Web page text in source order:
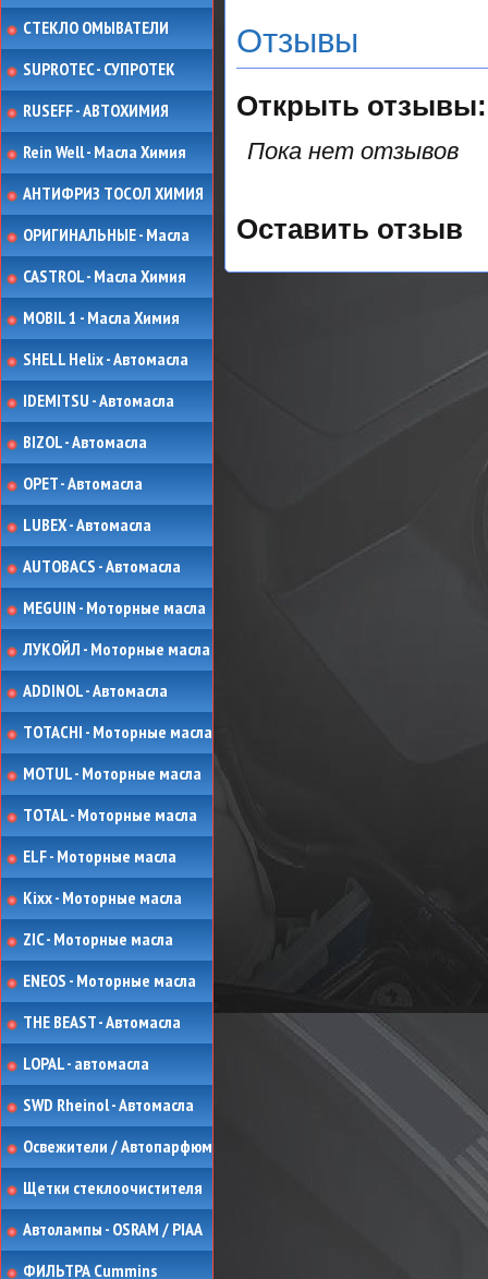
СТЕКЛО ОМЫВАТЕЛИ
SUPROTEC - СУПРОТЕК
RUSEFF - АВТОХИМИЯ
Rein Well - Масла Химия
АНТИФРИЗ ТОСОЛ ХИМИЯ
ОРИГИНАЛЬНЫЕ - Масла
CASTROL - Масла Химия
MOBIL 1 - Масла Химия
SHELL Helix - Автомасла
IDEMITSU - Автомасла
BIZOL - Автомасла
OPET - Автомасла
LUBEX - Автомасла
AUTOBACS - Автомасла
MEGUIN - Моторные масла
ЛУКОЙЛ - Моторные масла
ADDINOL - Автомасла
TOTACHI - Моторные масла
MOTUL - Моторные масла
TOTAL - Моторные масла
ELF - Моторные масла
Kixx - Моторные масла
ZIC - Моторные масла
ENEOS - Моторные масла
THE BEAST - Автомасла
LOPAL - автомасла
SWD Rheinol - Автомасла
Освежители / Автопарфюм
Щетки стеклоочистителя
Автолампы - OSRAM / PIAA
ФИЛЬТРА Cummins
Отзывы
Открыть
Пока нет отзывов
Оставить отзыв